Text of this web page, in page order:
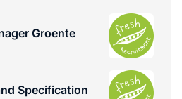
Groente
Specification